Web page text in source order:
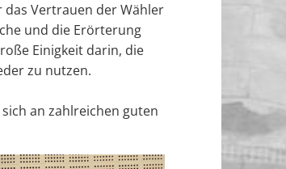
Vertrauen der Wähler
und die Erörterung
Einigkeit darin, die
zu nutzen.
an zahlreichen guten